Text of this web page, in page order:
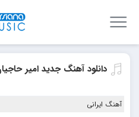
دانلود آهنگ جدید امیر
آهنگ ایرانی